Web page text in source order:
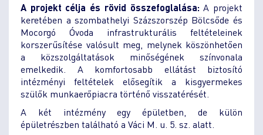
A projekt célja és rövid összefoglalása:A projekt
keretében a szombathelyi Százszorszép Bölcsőde és
Mocorgó Óvoda infrastrukturális feltételeinek
korszerűsítése valósult meg, melynek köszönhetően
a közszolgáltatások minőségének színvonala
emelkedik. A komfortosabb ellátást biztosító
intézményi feltételek elősegítik a kisgyermekes
szülők munkaerőpiacra történő visszatérését.
A két intézmény egy épületben, de külön
épületrészben található a Váci M. u. 5. sz. alatt.